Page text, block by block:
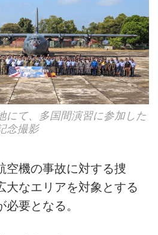
にて、多国間演習に参加した
念撮影
機の事故に対する捜
大なエリアを対象とする
要となる。